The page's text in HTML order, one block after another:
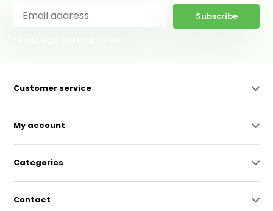
Subscribe
Customer service
My account
Categories
Contact